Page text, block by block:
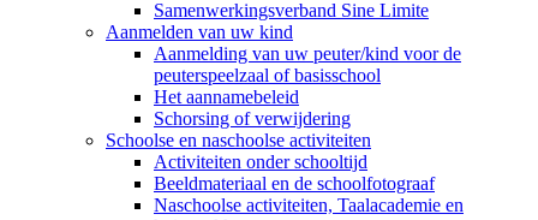
Samenwerkingsverband Sine Limite
Aanmelden van uw kind
Aanmelding van uw peuter/kind voor de
peuterspeelzaal of basisschool
Het aannamebeleid
Schorsing of verwijdering
Schoolse en naschoolse activiteiten
Activiteiten onder schooltijd
Beeldmateriaal en de schoolfotograaf
Naschoolse activiteiten, Taalacademie en